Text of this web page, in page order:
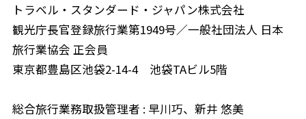
トラベル・スタンダード・ジャパン株式会社
観光庁長官登録旅行業第1949号／一般社団法人 日本
旅行業協会 正会員
東京都豊島区池袋2-14-4 池袋TAビル5階
総合旅行業務取扱管理者 : 早川巧、新井 悠美